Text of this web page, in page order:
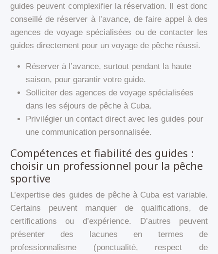
guides peuvent complexifier la réservation. Il est donc
conseillé de réserver à l’avance, de faire appel à des
agences de voyage spécialisées ou de contacter les
guides directement pour un voyage de pêche réussi.
Réserver à l’avance, surtout pendant la haute
saison, pour garantir votre guide.
Solliciter des agences de voyage spécialisées
dans les séjours de pêche à Cuba.
Privilégier un contact direct avec les guides pour
une communication personnalisée.
Compétences et fiabilité des guides :
choisir un professionnel pour la pêche
sportive
L’expertise des guides de pêche à Cuba est variable.
Certains peuvent manquer de qualifications, de
certifications ou d’expérience. D’autres peuvent
présenter des lacunes en termes de
professionnalisme (ponctualité, respect de